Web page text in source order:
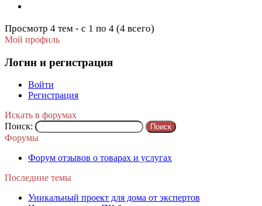
Просмотр 4 тем - с 1 по 4 (4 всего)
Мой профиль
Логин и регистрация
Войти
Регистрация
Искать в форумах
Поиск:
Форумы
Форум отзывов о товарах и услугах
Последние темы
Уникальный проект для дома от экспертов